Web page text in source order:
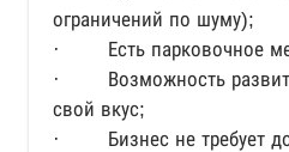
ограничений по шуму);
· Есть парковочное
· Возможность
свой вкус;
· Бизнес не требует